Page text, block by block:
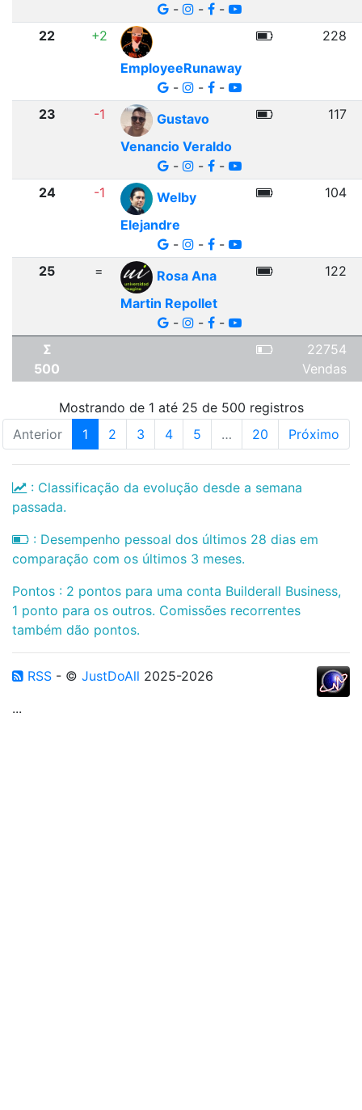
-
- -
22
+2
EmployeeRunaway
-
- -
228
23 -1
Gustavo
Venancio Veraldo
-
- -
117
24 -1
Welby
Elejandre
-
- -
104
25 =
Rosa Ana
Martin Repollet
-
- -
122
Σ
500
22754
Vendas
Mostrando de 1 até 25 de 500 registros
Anterior
1 2 3 4 5 … 20 Próximo
: Classificação da evolução desde a semana
passada.
: Desempenho pessoal dos últimos 28 dias em
comparação com os últimos 3 meses.
Pontos : 2 pontos para uma conta Builderall Business,
1 ponto para os outros. Comissões recorrentes
também dão pontos.
RSS - © JustDoAll 2025-2026
...